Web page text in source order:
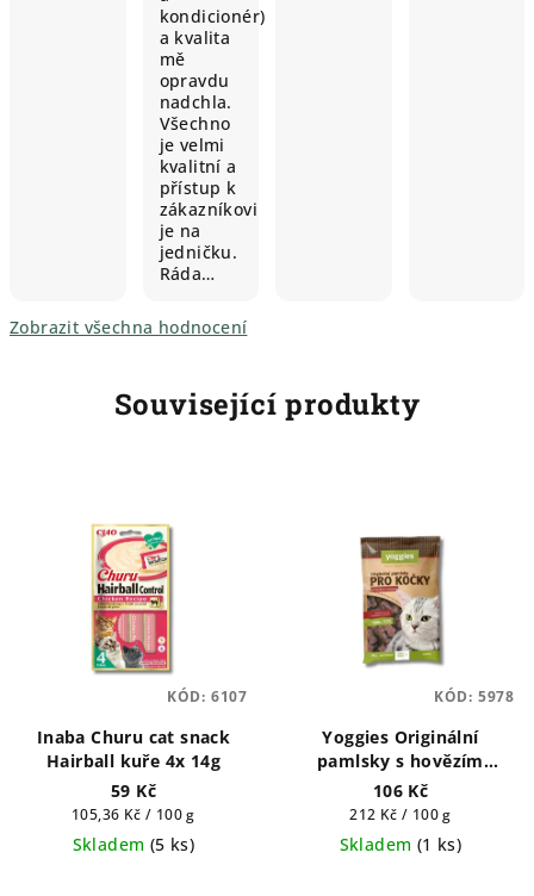
kondicionér)
a kvalita
mě
opravdu
nadchla.
Všechno
je velmi
kvalitní a
přístup k
zákazníkovi
je na
jedničku.
Ráda…
Zobrazit všechna hodnocení
Související produkty
Inaba Churu cat snack
Hairball kuře 4x 14g
59 Kč
Měrná
cena:
105,36 Kč / 100 g
Skladem (5 ks)
KÓD: 6107
Yoggies Originální
pamlsky s hovězím
masem pro kočky 50 g
106 Kč
Měrná
cena:
212 Kč / 100 g
Skladem (1 ks)
KÓD: 5978